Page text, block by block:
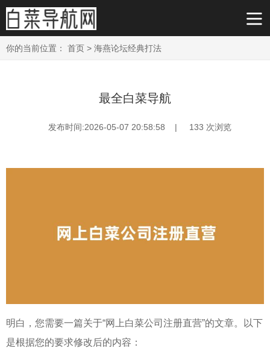
你的当前位置： 首页 > 海燕论坛经典打法
最全白菜导航
发布时间:2026-05-07 20:58:58 | 133 次浏览
明白，您需要一篇关于“网上白菜公司注册直营”的文章。以下
是根据您的要求修改后的内容：